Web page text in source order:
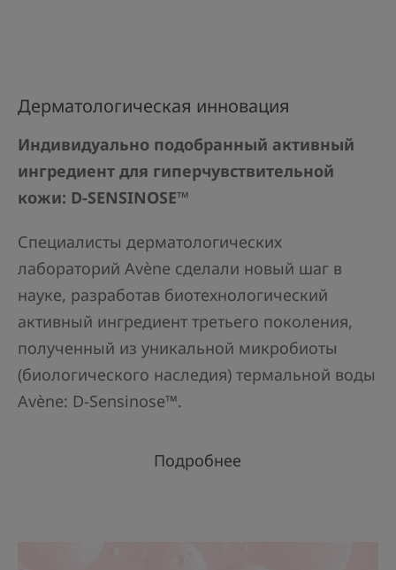
Дерматологическая инновация
Индивидуально подобранный активный
ингредиент для гиперчувствительной
кожи: D-SENSINOSE™
Специалисты дерматологических
лабораторий Avène сделали новый шаг в
науке, разработав биотехнологический
активный ингредиент третьего поколения,
полученный из уникальной микробиоты
(биологического наследия) термальной воды
Avène: D-Sensinose™.
Подробнее